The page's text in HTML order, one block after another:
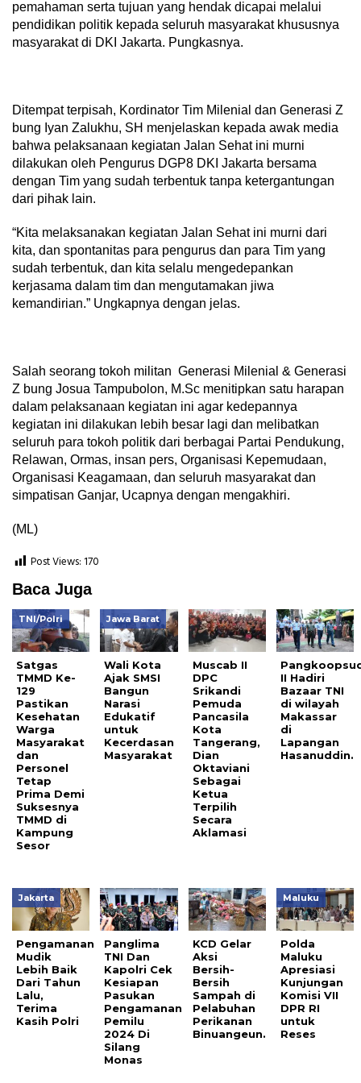
pemahaman serta tujuan yang hendak dicapai melalui
pendidikan politik kepada seluruh masyarakat khususnya
masyarakat di DKI Jakarta. Pungkasnya.
Ditempat terpisah, Kordinator Tim Milenial dan Generasi Z
bung Iyan Zalukhu, SH menjelaskan kepada awak media
bahwa pelaksanaan kegiatan Jalan Sehat ini murni
dilakukan oleh Pengurus DGP8 DKI Jakarta bersama
dengan Tim yang sudah terbentuk tanpa ketergantungan
dari pihak lain.
“Kita melaksanakan kegiatan Jalan Sehat ini murni dari
kita, dan spontanitas para pengurus dan para Tim yang
sudah terbentuk, dan kita selalu mengedepankan
kerjasama dalam tim dan mengutamakan jiwa
kemandirian.” Ungkapnya dengan jelas.
Salah seorang tokoh militan Generasi Milenial & Generasi
Z bung Josua Tampubolon, M.Sc menitipkan satu harapan
dalam pelaksanaan kegiatan ini agar kedepannya
kegiatan ini dilakukan lebih besar lagi dan melibatkan
seluruh para tokoh politik dari berbagai Partai Pendukung,
Relawan, Ormas, insan pers, Organisasi Kepemudaan,
Organisasi Keagamaan, dan seluruh masyarakat dan
simpatisan Ganjar, Ucapnya dengan mengakhiri.
(ML)
Post Views: 170
Baca Juga
TNI/Polri
Satgas
TMMD Ke-
129
Pastikan
Kesehatan
Warga
Masyarakat
dan
Personel
Tetap
Prima Demi
Suksesnya
TMMD di
Kampung
Sesor
Jawa Barat
Wali Kota
Ajak SMSI
Bangun
Narasi
Edukatif
untuk
Kecerdasan
Masyarakat
Muscab II
DPC
Srikandi
Pemuda
Pancasila
Kota
Tangerang,
Dian
Oktaviani
Sebagai
Ketua
Terpilih
Secara
Aklamasi
II Hadiri
Bazaar TNI
di wilayah
Makassar
di
Lapangan
Hasanuddin.
Jakarta
Pengamanan
Mudik
Lebih Baik
Dari Tahun
Lalu,
Terima
Kasih Polri
Panglima
TNI Dan
Kapolri Cek
Kesiapan
Pasukan
Pengamanan
Pemilu
2024 Di
Silang
Monas
KCD Gelar
Aksi
Bersih-
Bersih
Sampah di
Pelabuhan
Perikanan
Binuangeun.
Maluku
Polda
Maluku
Apresiasi
Kunjungan
Komisi VII
DPR RI
untuk
Reses